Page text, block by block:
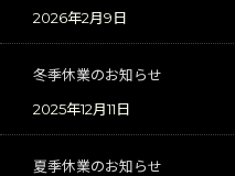
2026年2月9日
冬季休業のお知らせ
2025年12月11日
夏季休業のお知らせ